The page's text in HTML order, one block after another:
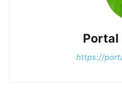
Portal
https://